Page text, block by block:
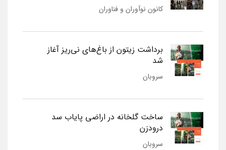
کانون نوآوران و فناوران
برداشت زیتون از باغ‌های نی‌ریز آغاز
شد
سروبان
ساخت گلخانه در اراضی پایاب سد
درودزن
سروبان